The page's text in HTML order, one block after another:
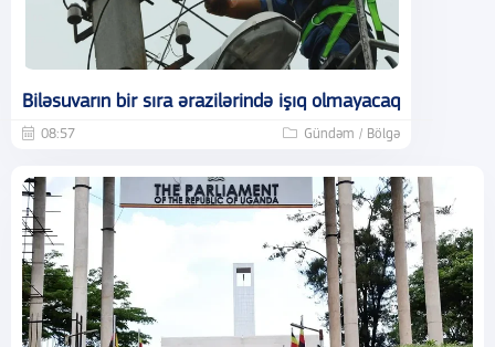
Biləsuvarın bir sıra ərazilərində işıq olmayacaq
08:57 Gündəm / Bölgə